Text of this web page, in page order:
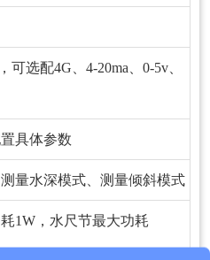
可选配4G、4-20ma、0-5v、
具体参数
量水深模式、测量倾斜模式
1W，水尺节最大功耗
产品包含安装吗？